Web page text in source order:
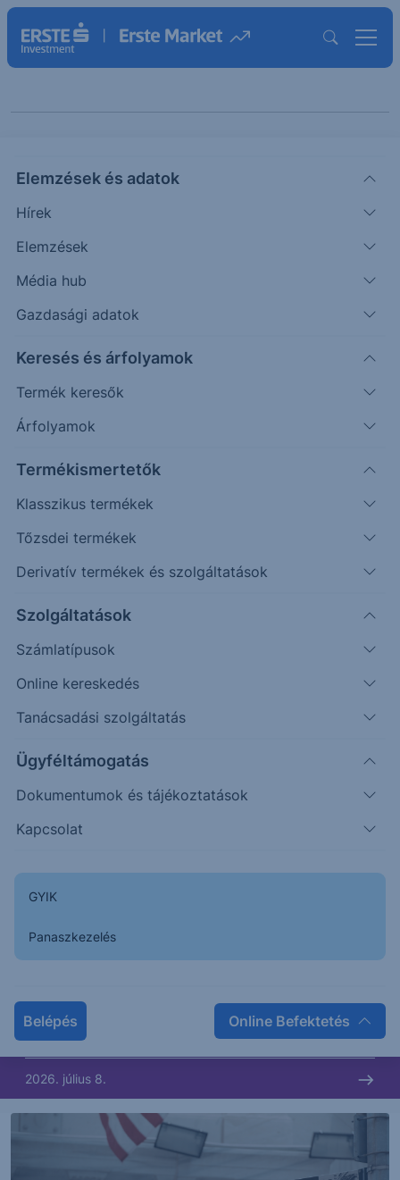
Elemzések és adatok
Hírek
Elemzések
Média hub
Gazdasági adatok
Keresés és árfolyamok
Termék keresők
Árfolyamok
Termékismertetők
Klasszikus termékek
Tőzsdei termékek
Derivatív termékek és szolgáltatások
Szolgáltatások
Számlatípusok
Online kereskedés
Tanácsadási szolgáltatás
Ügyféltámogatás
Dokumentumok és tájékoztatások
Kapcsolat
GYIK
Panaszkezelés
Belépés Online Befektetés
Kategóriák szerint
Keresés
96 találat cikkeink között
Most akkor megint minden
Bár a hét első felében ismét egymásnak esett az
tovább fokozni az...
2026. július 10.
Nem csak itthon
hajlamosak vagyunk megfeledkezni a régiós...
2026. július 8.